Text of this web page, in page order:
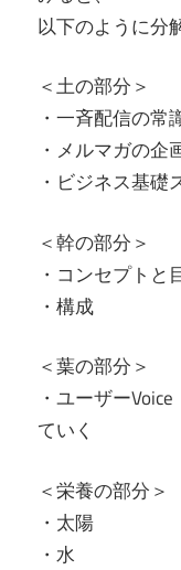
以下のように分
＜土の部分＞
・一斉配信の常
・メルマガの企
・ビジネス基礎
＜幹の部分＞
・コンセプトと
・構成
＜葉の部分＞
・ユーザー
ていく
＜栄養の部分＞
・太陽
・水